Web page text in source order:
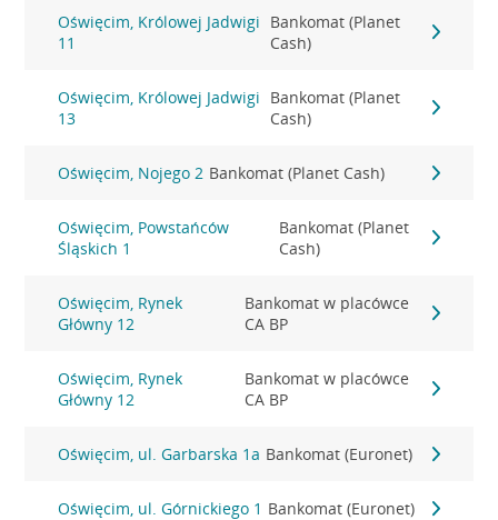
Oświęcim, Królowej Jadwigi
11
Bankomat (Planet
Cash)
Oświęcim, Królowej Jadwigi
13
Bankomat (Planet
Cash)
Oświęcim, Nojego 2 Bankomat (Planet Cash)
Oświęcim, Powstańców
Śląskich 1
Bankomat (Planet
Cash)
Oświęcim, Rynek
Główny 12
Bankomat w placówce
CA BP
Oświęcim, Rynek
Główny 12
Bankomat w placówce
CA BP
Oświęcim, ul. Garbarska 1a Bankomat (Euronet)
Oświęcim, ul. Górnickiego 1 Bankomat (Euronet)